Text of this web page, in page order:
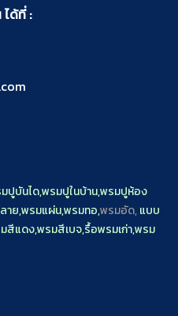
ได้ที่ :
ปูบันได,พรมปูในบ้าน,พรมปูห้อง
าย,พรมแผ่น,พรมทอ,พรมอัด,แบบ
สีแดง,พรมสีเบจ,รื้อพรมเก่า,พรม